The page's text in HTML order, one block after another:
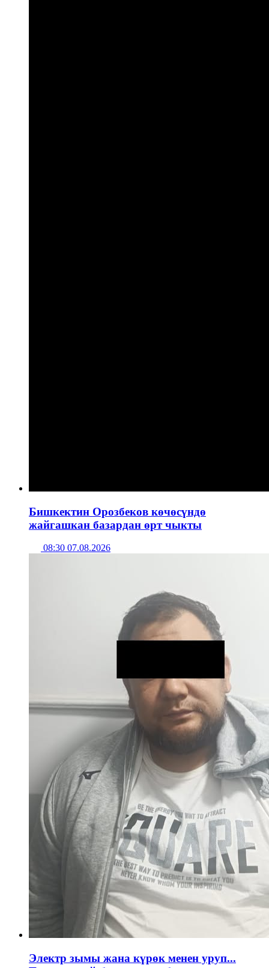
Бишкектин Орозбеков көчөсүндө
жайгашкан базардан өрт чыкты
08:30 07.08.2026
Электр зымы жана күрөк менен уруп...